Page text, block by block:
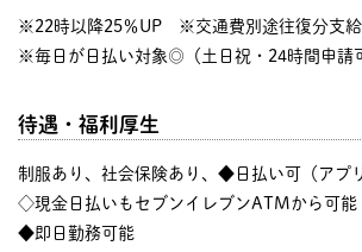
※22時以降25％UP ※交通費別途往復分支給
※毎日が日払い対象◎（土日祝・24時間申請
待遇・福利厚生
制服あり、社会保険あり、◆日払い可（アプ
◇現金日払いもセブンイレブンATMから可能
◆即日勤務可能